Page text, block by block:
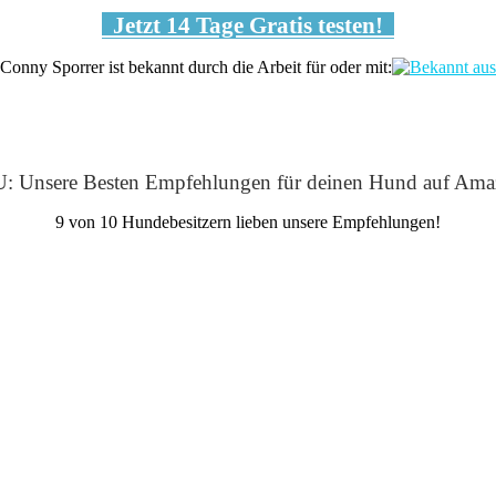
Jetzt 14 Tage Gratis testen!
Conny Sporrer ist bekannt durch die Arbeit für oder mit:
Unsere Besten Empfehlungen für deinen Hund auf
9 von 10 Hundebesitzern lieben unsere Empfehlungen!